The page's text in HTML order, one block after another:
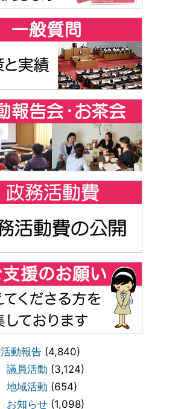
活動報告 (4,840)
議員活動 (3,124)
地域活動 (654)
お知らせ (1,098)